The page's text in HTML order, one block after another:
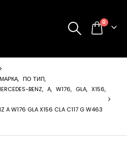
0
, ПО ТИП,
BENZ, A, W176, GLA, X156,
W176 GLA X156 CLA C117 G W463